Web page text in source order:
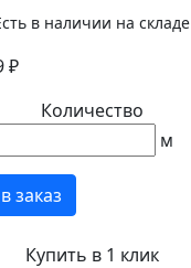
в наличии на складе
₽
Количество
м
заказ
Купить в 1 клик